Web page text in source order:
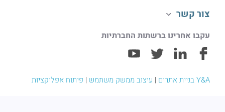
צור קשר
עקבו אחרינו ברשתות החברתיות
Y&A בניית אתרים | עיצוב ממשק משתמש | פיתוח אפליקציות